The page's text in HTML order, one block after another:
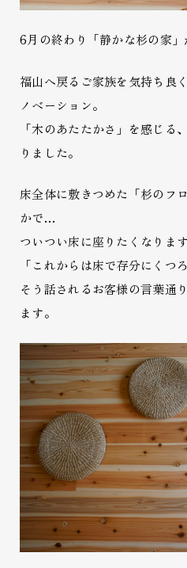
6月の終わり「静かな杉の家」
福山へ戻るご家族を気持ち良
ノベーション。
「木のあたたかさ」を感じる
りました。
床全体に敷きつめた「杉のフ
かで…
ついつい床に座りたくなります
「これからは床で存分にくつ
そう話されるお客様の言葉通
ます。